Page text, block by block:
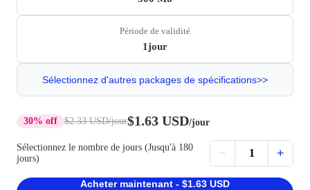
Période de validité
1jour
Sélectionnez d'autres packages de spécifications>>
30% off $2.33 USD/jour$1.63 USD/jour
Sélectionnez le nombre de jours (Jusqu'à 180
jours)
− 1 +
Acheter maintenant - $1.63 USD